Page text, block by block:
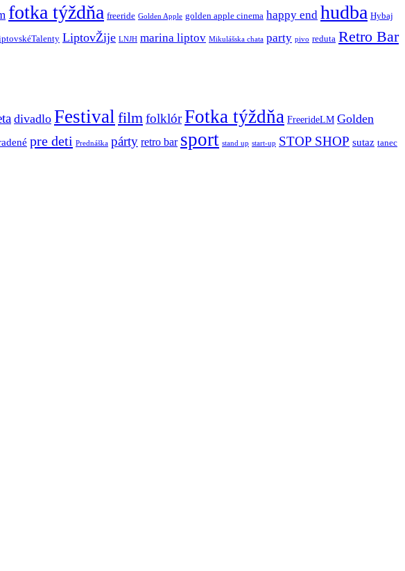
fotka týždňa freeride Golden Apple golden apple cinema happy end hudba Hybaj
LiptovŽije LNJH marina liptov Mikulášska chata party pivo reduta Retro Bar
divadlo Festival filmfolklórFotka týždňa FreerideLM Golden
pre deti Prednáška párty retro bar sport stand up start-up STOP SHOP sutaz tanec